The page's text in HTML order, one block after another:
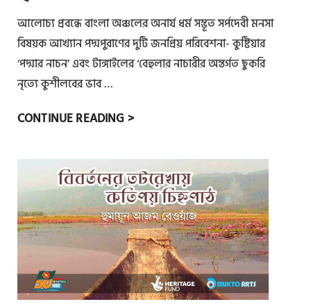
ড়া
ও
সূ
ত
আলোচ্য প্রবন্ধে বাংলা অঞ্চলের অনার্য ধর্ম সম্ভূত সর্পদেবী মনসা
বিষয়ক আখ্যান পদ্মপুরাণের দুটি জনপ্রিয় পরিবেশনা- কুষ্টিয়ার
‘পদ্মার নাচন’ এবং টাঙ্গাইলের ‘বেহুলার নাচারীর অন্তর্গত ছুকরি
নৃত্যে কুশীলবের ভাব …
CONTINUE READING >না
ভ
ক্তি
না
চে
ই
মু
ক্তি
: